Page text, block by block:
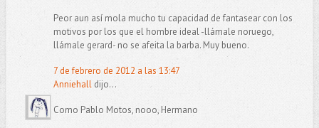
Peor aun así mola mucho tu capacidad de fantasear con los
motivos por los que el hombre ideal -llámale noruego,
llámale gerard- no se afeita la barba. Muy bueno.
7 de febrero de 2012 a las 13:47
Anniehalldijo...
Como Pablo Motos, nooo, Hermano